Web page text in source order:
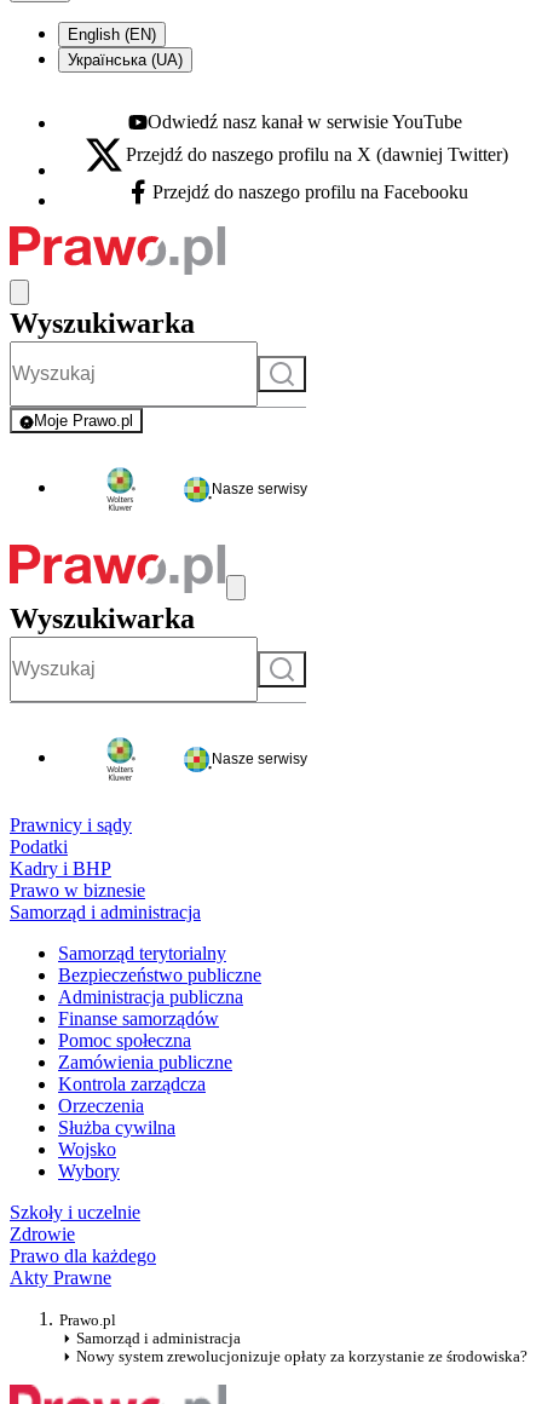
English (EN)
Українська (UA)
Youtube - otwiera się w nowej karcie
Odwiedź nasz kanał w serwisie YouTube
X - otwiera się w nowej karcie
Przejdź do naszego profilu na X (dawniej Twitter)
Facebook - otwiera się w nowej karcie
Przejdź do naszego profilu na Facebooku
Wyszukiwarka
Szukaj
Moje Prawo.pl
- rejestracja i logowanie do serwisu
Nasze serwisy
Wyszukiwarka
Szukaj
Nasze serwisy
Prawnicy i sądy
Podatki
Kadry i BHP
Prawo w biznesie
Samorząd i administracja
Samorząd terytorialny
Bezpieczeństwo publiczne
Administracja publiczna
Finanse samorządów
Pomoc społeczna
Zamówienia publiczne
Kontrola zarządcza
Orzeczenia
Służba cywilna
Wojsko
Wybory
Szkoły i uczelnie
Zdrowie
Prawo dla każdego
Akty Prawne
Prawo.pl
Samorząd i administracja
Nowy system zrewolucjonizuje opłaty za korzystanie ze środowiska?